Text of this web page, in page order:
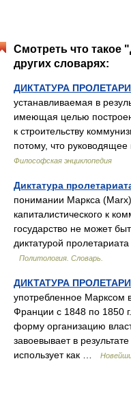
Смотреть что такое
других словарях:
ДИКТАТУРА
устанавливаемая в
имеющая целью
к строительству
потому, что
Философская энциклопедия
Диктатура
понимании Маркса
капиталистического к
государство не может
диктатурой
Политология. Словарь.
ДИКТАТУРА
употребленное Марксом
Франции с 1848 по 1850
форму организацию
завоевывает в
использует как …